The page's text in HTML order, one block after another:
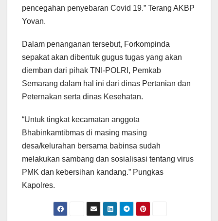
pencegahan penyebaran Covid 19.” Terang AKBP
Yovan.
Dalam penanganan tersebut, Forkompinda
sepakat akan dibentuk gugus tugas yang akan
diemban dari pihak TNI-POLRI, Pemkab
Semarang dalam hal ini dari dinas Pertanian dan
Peternakan serta dinas Kesehatan.
“Untuk tingkat kecamatan anggota
Bhabinkamtibmas di masing masing
desa/kelurahan bersama babinsa sudah
melakukan sambang dan sosialisasi tentang virus
PMK dan kebersihan kandang.” Pungkas
Kapolres.